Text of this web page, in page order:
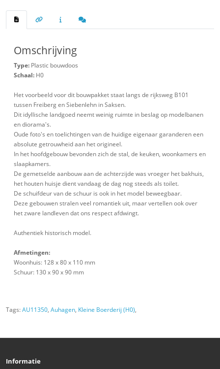
Omschrijving
Type: Plastic bouwdoos
Schaal: H0
Het voorbeeld voor dit bouwpakket staat langs de rijksweg B101
tussen Freiberg en Siebenlehn in Saksen.
Dit idyllische landgoed neemt weinig ruimte in beslag op modelbanen
en diorama's.
Oude foto's en toelichtingen van de huidige eigenaar garanderen een
absolute getrouwheid aan het origineel.
In het hoofdgebouw bevonden zich de stal, de keuken, woonkamers en
slaapkamers.
De gemetselde aanbouw aan de achterzijde was vroeger het bakhuis,
het houten huisje dient vandaag de dag nog steeds als toilet.
De schuifdeur van de schuur is ook in het model beweegbaar.
Deze gebouwen stralen veel romantiek uit, maar vertellen ook over
het zware landleven dat ons respect afdwingt.
Authentiek historisch model.
Afmetingen:
Woonhuis: 128 x 80 x 110 mm
Schuur: 130 x 90 x 90 mm
Tags:AU11350, Auhagen, Kleine Boerderij (H0),
Informatie